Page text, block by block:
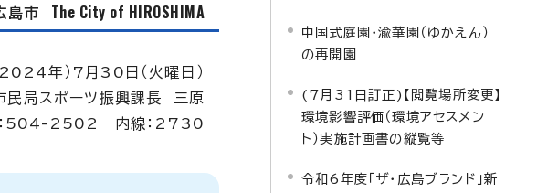
島市 The City of HIROSHIMA
年）7月30日（火曜日）
民局スポーツ振興課長 三原
504-2502 内線：2730
中国式庭園・渝華園（ゆかえん）
の再開園
(7月31日訂正)【閲覧場所変更】
環境影響評価（環境アセスメン
ト）実施計画書の縦覧等
令和6年度「ザ・広島ブランド」新